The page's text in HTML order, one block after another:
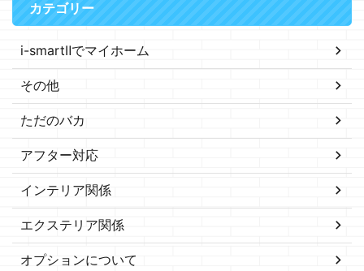
カテゴリー
i-smartⅡでマイホーム
その他
ただのバカ
アフター対応
インテリア関係
エクステリア関係
オプションについて